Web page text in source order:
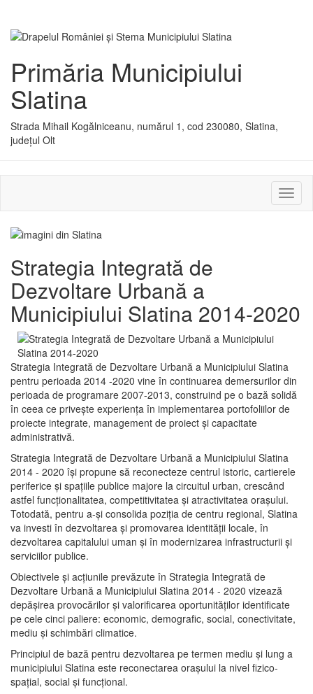
Primăria Municipiului
Slatina
Strada Mihail Kogălniceanu, numărul 1, cod 230080, Slatina,
județul Olt
sau
Strategia Integrată de
Dezvoltare Urbană a
Municipiului Slatina 2014-2020
Strategia Integrată de Dezvoltare Urbană a Municipiului Slatina
pentru perioada 2014 -2020 vine în continuarea demersurilor din
perioada de programare 2007-2013, construind pe o bază solidă
în ceea ce priveşte experienţa în implementarea portofoliilor de
proiecte integrate, management de proiect și capacitate
administrativă.
Strategia Integrată de Dezvoltare Urbană a Municipiului Slatina
2014 - 2020 își propune să reconecteze centrul istoric, cartierele
periferice şi spaţiile publice majore la circuitul urban, crescând
astfel funcţionalitatea, competitivitatea şi atractivitatea oraşului.
Totodată, pentru a-şi consolida poziţia de centru regional, Slatina
va investi în dezvoltarea şi promovarea identităţii locale, în
dezvoltarea capitalului uman şi în modernizarea infrastructurii şi
serviciilor publice.
Obiectivele şi acţiunile prevăzute în Strategia Integrată de
Dezvoltare Urbană a Municipiului Slatina 2014 - 2020 vizează
depășirea provocărilor şi valorificarea oportunităţilor identificate
pe cele cinci paliere: economic, demografic, social, conectivitate,
mediu şi schimbări climatice.
Principiul de bază pentru dezvoltarea pe termen mediu şi lung a
municipiului Slatina este reconectarea oraşului la nivel fizico-
spaţial, social şi funcţional.